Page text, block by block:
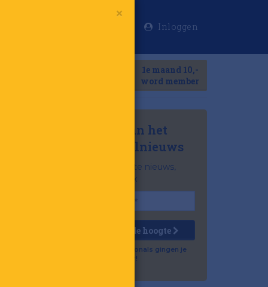
Inloggen
1e maand 10,-
word member
Mis niets van het
laatste retailnieuws
Het belangrijkste nieuws,
gratis in je inbox
Houd mij op de hoogte
Al 57.500 professionals gingen je
voor!